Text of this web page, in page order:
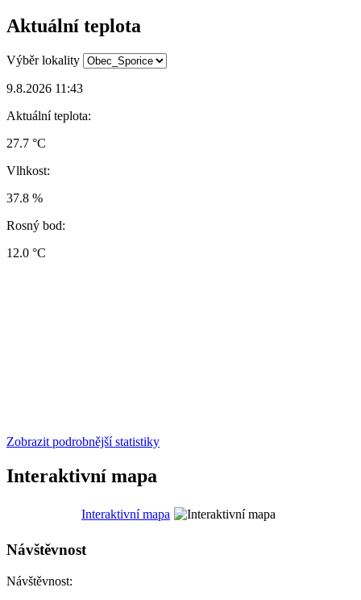
Aktuální teplota
Výběr lokality
9.8.2026 11:43
Aktuální teplota:
27.7 °C
Vlhkost:
37.8 %
Rosný bod:
12.0 °C
Zobrazit podrobnější statistiky
Interaktivní mapa
Interaktivní mapa
Návštěvnost
Návštěvnost: